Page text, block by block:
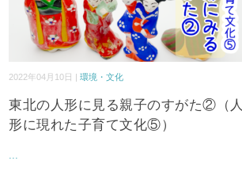
2022年04月10日 |環境・文化
東北の人形に見る親子のすがた②（人
形に現れた子育て文化⑤）
...